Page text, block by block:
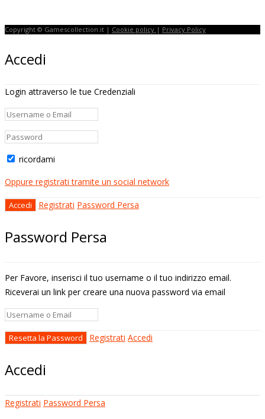
Copyright © Gamescollection.it | Cookie policy | Privacy Policy
Accedi
Login attraverso le tue Credenziali
ricordami
Oppure registrati tramite un social network
Registrati Password Persa
Password Persa
Per Favore, inserisci il tuo username o il tuo indirizzo email.
Riceverai un link per creare una nuova password via email
Registrati Accedi
Accedi
Registrati Password Persa